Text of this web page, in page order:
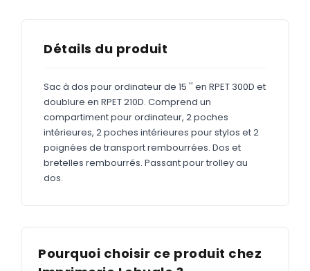
ADHÉSIFS
Étiquettes adhésives en bobine
Adhésifs vitrine
MARQUAGE TEXTILE
Tee-shirts
Détails du produit
Sac à dos pour ordinateur de 15 '' en RPET 300D et
doublure en RPET 210D. Comprend un
compartiment pour ordinateur, 2 poches
intérieures, 2 poches intérieures pour stylos et 2
poignées de transport rembourrées. Dos et
bretelles rembourrés. Passant pour trolley au
dos.
Pourquoi choisir ce produit chez